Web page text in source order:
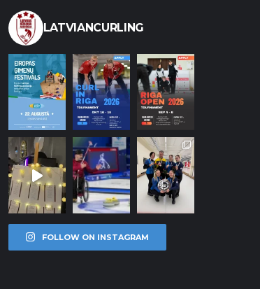
LATVIANCURLING
FOLLOW ON INSTAGRAM